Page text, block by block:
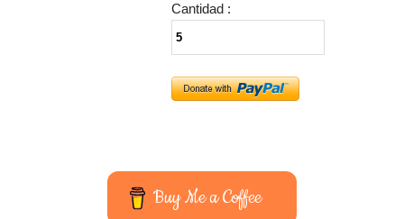
Cantidad :
Buy Me a Coffee